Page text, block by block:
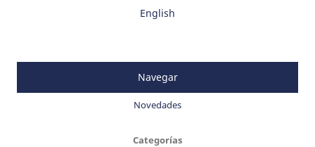
English
Navegar
Novedades
Categorías